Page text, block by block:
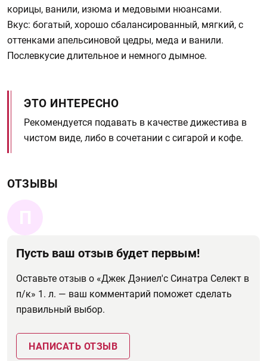
корицы, ванили, изюма и медовыми нюансами.
Вкус: богатый, хорошо сбалансированный, мягкий, с
оттенками апельсиновой цедры, меда и ванили.
Послевкусие длительное и немного дымное.
ЭТО ИНТЕРЕСНО
Рекомендуется подавать в качестве дижестива в
чистом виде, либо в сочетании с сигарой и кофе.
ОТЗЫВЫ
П
Пусть ваш отзыв будет первым!
Оставьте отзыв о «Джек Дэниел'с Синатра Селект в
п/к» 1. л. — ваш комментарий поможет сделать
правильный выбор.
НАПИСАТЬ ОТЗЫВ